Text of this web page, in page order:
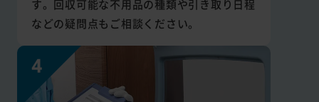
す。回収可能な不用品の種類や引き取り日程
などの疑問点もご相談ください。